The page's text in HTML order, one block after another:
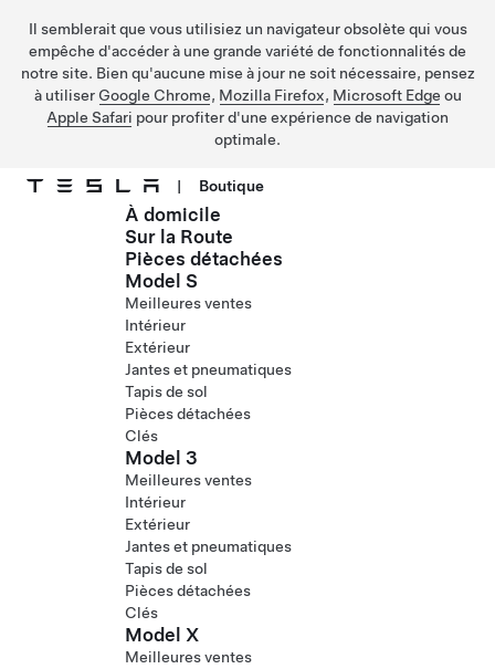
Il semblerait que vous utilisiez un navigateur obsolète qui vous
empêche d'accéder à une grande variété de fonctionnalités de
notre site. Bien qu'aucune mise à jour ne soit nécessaire, pensez
à utiliser Google Chrome, Mozilla Firefox, Microsoft Edge ou
Apple Safari pour profiter d'une expérience de navigation
optimale.
Passer au contenu principal
| Boutique
À domicile
Sur la Route
Pièces détachées
Model S
Meilleures ventes
Intérieur
Extérieur
Jantes et pneumatiques
Tapis de sol
Pièces détachées
Clés
Model 3
Meilleures ventes
Intérieur
Extérieur
Jantes et pneumatiques
Tapis de sol
Pièces détachées
Clés
Model X
Meilleures ventes